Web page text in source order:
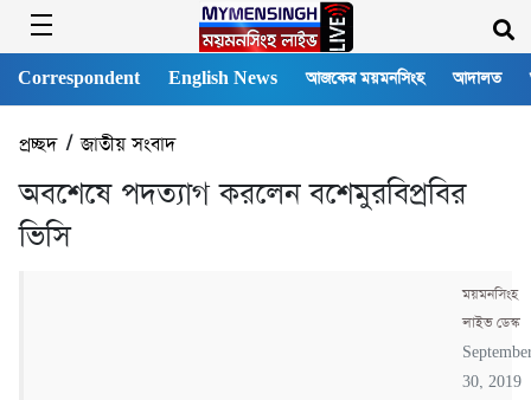
Correspondent English News আজকের ময়মনসিংহ আদালত
প্রচ্ছদ/জাতীয় সংবাদ
অবশেষে পদত্যাগ করলেন বশেমুরবিপ্রবির
ভিসি
ময়মনসিংহ
লাইভ ডেস্ক
30, 2019